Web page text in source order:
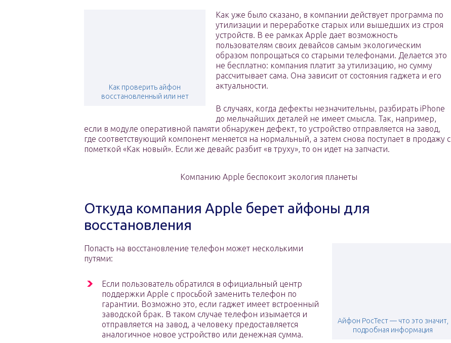
Как проверить айфон
восстановленный или нет
Как уже было сказано, в компании действует программа по
утилизации и переработке старых или вышедших из строя
устройств. В ее рамках Apple дает возможность
пользователям своих девайсов самым экологическим
образом попрощаться со старыми телефонами. Делается это
не бесплатно: компания платит за утилизацию, но сумму
рассчитывает сама. Она зависит от состояния гаджета и его
актуальности.
В случаях, когда дефекты незначительны, разбирать iPhone
до мельчайших деталей не имеет смысла. Так, например,
если в модуле оперативной памяти обнаружен дефект, то устройство отправляется на завод,
где соответствующий компонент меняется на нормальный, а затем снова поступает в продажу с
пометкой «Как новый». Если же девайс разбит «в труху», то он идет на запчасти.
Компанию Apple беспокоит экология планеты
Откуда компания Apple берет айфоны для
восстановления
Айфон РосТест — что это значит,
подробная информация
Попасть на восстановление телефон может несколькими
путями:
Если пользователь обратился в официальный центр
поддержки Apple с просьбой заменить телефон по
гарантии. Возможно это, если гаджет имеет встроенный
заводской брак. В таком случае телефон изымается и
отправляется на завод, а человеку предоставляется
аналогичное новое устройство или денежная сумма.